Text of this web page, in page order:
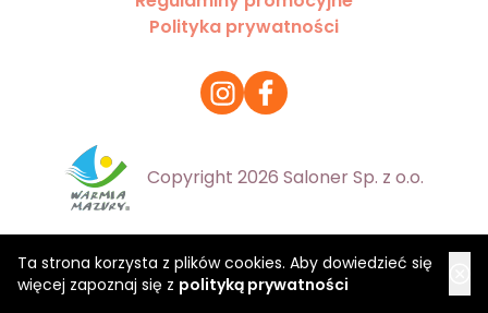
Ta strona korzysta z plików cookies. Aby dowiedzieć się
więcej zapoznaj się z polityką prywatności
Polityka prywatności
Copyright 2026 Saloner Sp. z o.o.